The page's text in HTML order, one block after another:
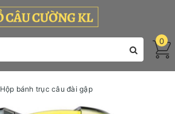
0
Hộp bánh trục câu đài gập